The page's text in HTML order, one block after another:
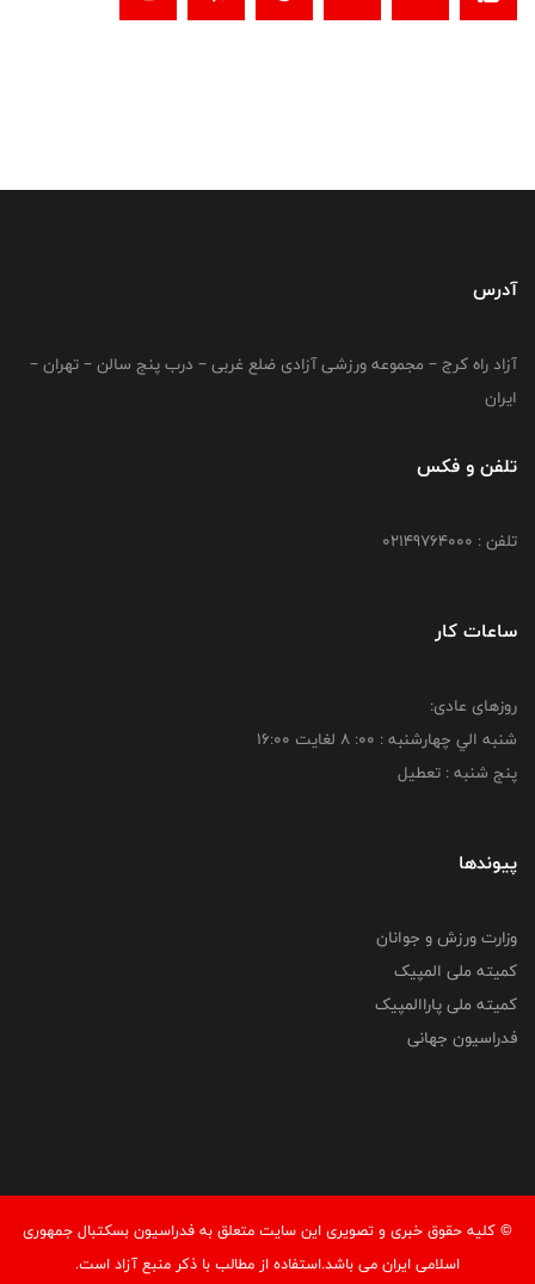
آدرس
آزاد راه کرج – مجموعه ورزشی آزادی ضلع غربی – درب پنج سالن – تهران –
ایران
تلفن و فکس
تلفن : 02149764000
ساعات کار
روزهای عادی:
شنبه الي چهارشنبه : 00: 8 لغايت 16:00
پنج شنبه : تعطیل
پیوندها
وزارت ورزش و جوانان
کمیته ملی المپیک
کمیته ملی پاراالمپیک
فدراسیون جهانی
© کليه حقوق خبری و تصويری اين سايت متعلق به فدراسیون بسکتبال جمهوری
اسلامی ایران می باشد.استفاده از مطالب با ذكر منبع آزاد است.